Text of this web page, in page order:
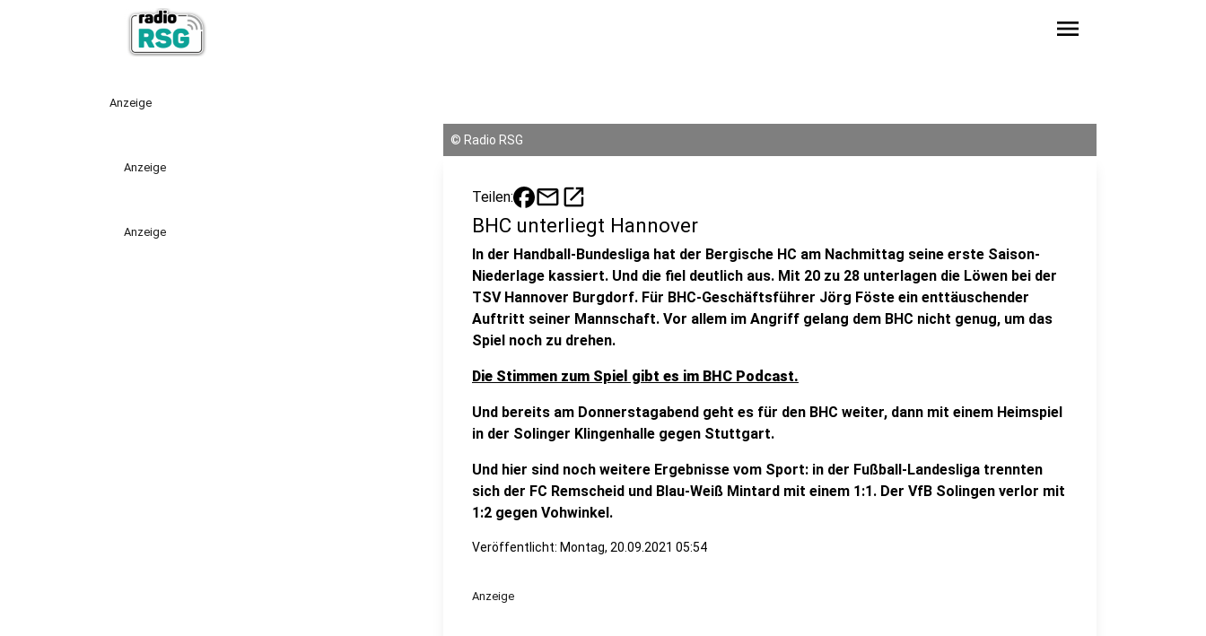
menu
Anzeige
Anzeige
Anzeige
© Radio RSG
Teilen: mailopen_in_new
BHC unterliegt Hannover
In der Handball-Bundesliga hat der Bergische HC am Nachmittag seine erste Saison-
Niederlage kassiert. Und die fiel deutlich aus. Mit 20 zu 28 unterlagen die Löwen bei der
TSV Hannover Burgdorf. Für BHC-Geschäftsführer Jörg Föste ein enttäuschender
Auftritt seiner Mannschaft. Vor allem im Angriff gelang dem BHC nicht genug, um das
Spiel noch zu drehen.
Die Stimmen zum Spiel gibt es im BHC Podcast.
Und bereits am Donnerstagabend geht es für den BHC weiter, dann mit einem Heimspiel
in der Solinger Klingenhalle gegen Stuttgart.
Und hier sind noch weitere Ergebnisse vom Sport: in der Fußball-Landesliga trennten
sich der FC Remscheid und Blau-Weiß Mintard mit einem 1:1. Der VfB Solingen verlor mit
1:2 gegen Vohwinkel.
Veröffentlicht: Montag, 20.09.2021 05:54
Anzeige